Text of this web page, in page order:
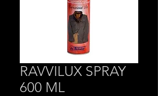
RAVVILUX SPRAY
600 ML